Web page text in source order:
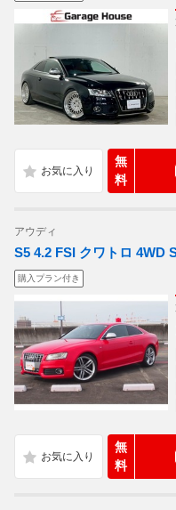
無
料
アウディ
S5 4.2 FSI クワトロ 4WD
購入プラン付き
無
料